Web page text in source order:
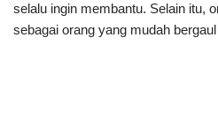
selalu ingin membantu. Selain itu,
sebagai orang yang mudah